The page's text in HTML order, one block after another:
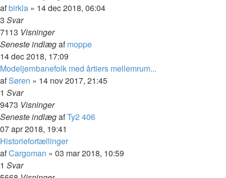
afbirkla » 14 dec 2018, 06:04
3 Svar
7113 Visninger
Seneste indlægafmoppe
14 dec 2018, 17:09
Modeljernbanefolk med årtiers mellemrum...
afSøren » 14 nov 2017, 21:45
1 Svar
9473 Visninger
Seneste indlægafTy2 406
07 apr 2018, 19:41
Historiefortællinger
afCargoman » 03 mar 2018, 10:59
1 Svar